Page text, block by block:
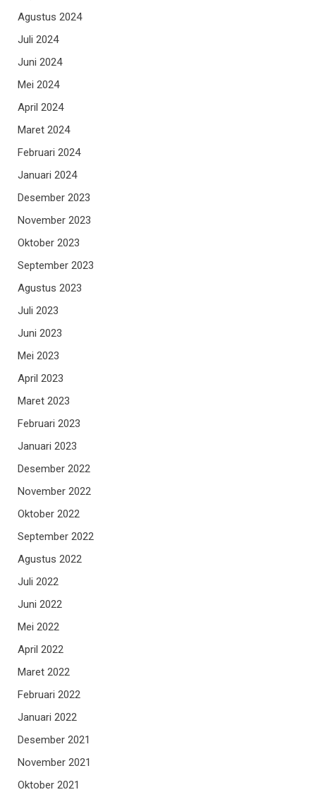
Agustus 2024
Juli 2024
Juni 2024
Mei 2024
April 2024
Maret 2024
Februari 2024
Januari 2024
Desember 2023
November 2023
Oktober 2023
September 2023
Agustus 2023
Juli 2023
Juni 2023
Mei 2023
April 2023
Maret 2023
Februari 2023
Januari 2023
Desember 2022
November 2022
Oktober 2022
September 2022
Agustus 2022
Juli 2022
Juni 2022
Mei 2022
April 2022
Maret 2022
Februari 2022
Januari 2022
Desember 2021
November 2021
Oktober 2021